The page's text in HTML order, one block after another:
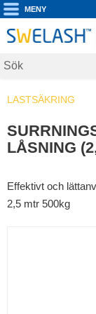
Meny
LASTSÄKRING
LÅSNING
Effektivt och
2,5 mtr 500kg